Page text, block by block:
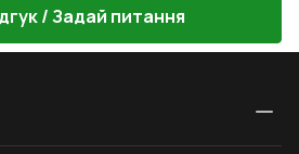
/ Задай питання